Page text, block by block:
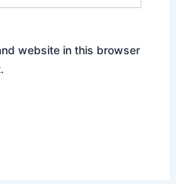
website in this browser